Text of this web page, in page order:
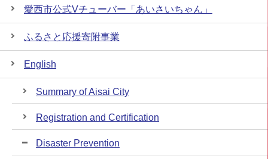
愛西市公式Vチューバー「あいさいちゃん」
ふるさと応援寄附事業
English
Summary of Aisai City
Registration and Certification
Disaster Prevention